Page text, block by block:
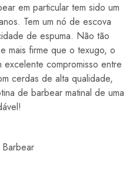
em particular tem sido um
Tem um nó de escova
de espuma. Não tão
mais firme que o texugo, o
compromisso entre
cerdas de alta qualidade,
de barbear matinal de uma